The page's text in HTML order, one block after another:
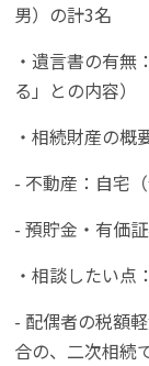
男）の計3名
・遺言書の有無
る」との内容）
・相続財産の概
- 不動産：自宅
- 預貯金・有価
・相談したい点：
- 配偶者の税額
合の、二次相続